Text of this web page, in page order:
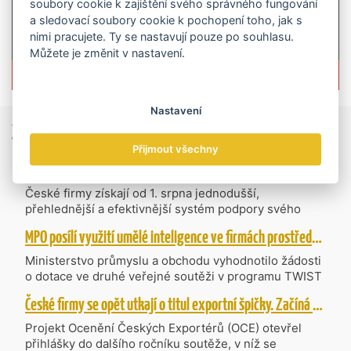
Zprávyze světa obchodu
Vzniká CzechBusiness. Nová státní agentura zjednoduší podporu českých firem
České firmy získají od 1. srpna jednodušší,
přehlednější a efektivnější systém podpory svého
CzechBusiness, která propojuje dosavadní
kompetence agentur CzechTrade a CzechInvest.
Firmám nabídne jednoho partnera pro rozvoj od
inovací až po zahraniční expanzi.
MPO posílí využití umělé inteligence ve firmách prostřednictvím 40 projektů z programu TWIST
Ministerstvo průmyslu a obchodu vyhodnotilo žádosti
o dotace ve druhé veřejné soutěži v programu TWIST
– Transfer, Výzkum, Vývoj a Inovace pro Strategické
Technologie, do které bylo podáno 318 návrhů
projektů požadujících dotaci o celkovém objemu 4,27
mld. Kč. Částkou 630 mil. Kč bude podpořeno čtyřicet
České firmy se opět utkají o titul exportní špičky. Začíná další ročník Ocenění Českých Exportérů
Projekt Ocenění Českých Exportérů (OCE) otevřel
přihlášky do dalšího ročníku soutěže, v níž se
soubory cookie k zajištění svého správného fungování
a sledovací soubory cookie k pochopení toho, jak s
nimi pracujete. Ty se nastavují pouze po souhlasu.
Můžete je změnit v nastavení.
Nastavení
Přijmout všechny